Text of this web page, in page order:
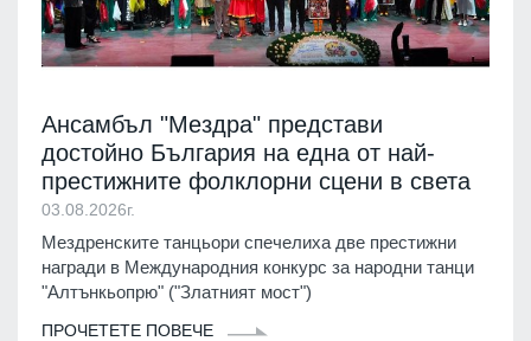
Ансамбъл "Мездра" представи
достойно България на една от най-
престижните фолклорни сцени в света
03.08.2026г.
Мездренските танцьори спечелиха две престижни
награди в Международния конкурс за народни танци
"Алтънкьопрю" ("Златният мост")
ПРОЧЕТЕТЕ ПОВЕЧЕ